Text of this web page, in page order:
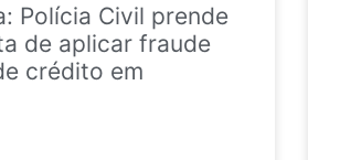
Polícia Civil prende
de aplicar fraude
crédito em